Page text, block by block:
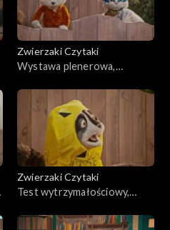
Zwierzaki Czytaki
Wystawa plenerowa,
Zwierzaki Czytaki
Test wytrzymałościowy,